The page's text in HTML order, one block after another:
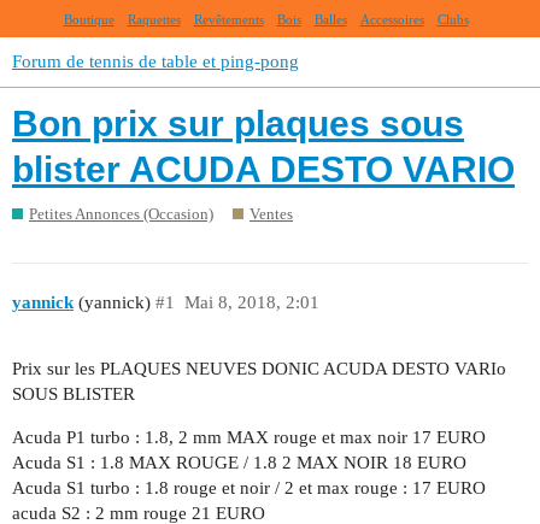
Boutique Raquettes Revêtements Bois Balles Accessoires Clubs
Forum de tennis de table et ping-pong
Bon prix sur plaques sous
blister ACUDA DESTO VARIO
Petites Annonces (Occasion) Ventes
yannick (yannick) Mai 8, 2018, 2:01
#1
Prix sur les PLAQUES NEUVES DONIC ACUDA DESTO VARIo
SOUS BLISTER
Acuda P1 turbo : 1.8, 2 mm MAX rouge et max noir 17 EURO
Acuda S1 : 1.8 MAX ROUGE / 1.8 2 MAX NOIR 18 EURO
Acuda S1 turbo : 1.8 rouge et noir / 2 et max rouge : 17 EURO
acuda S2 : 2 mm rouge 21 EURO